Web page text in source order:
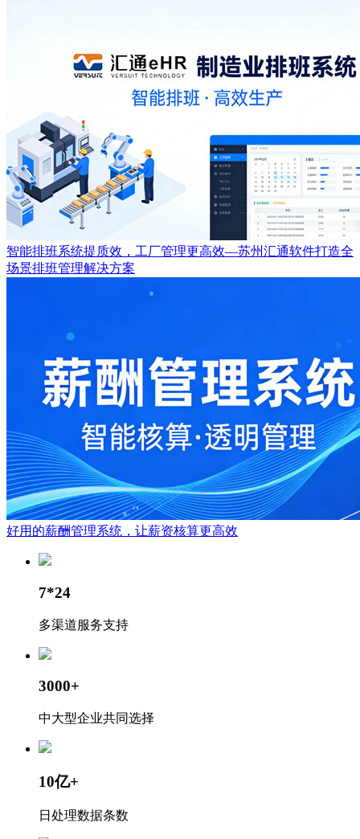
智能排班系统提质效，工厂管理更高效—苏州汇通软件打造全
场景排班管理解决方案
好用的薪酬管理系统，让薪资核算更高效
7*24
多渠道服务支持
3000+
中大型企业共同选择
10亿+
日处理数据条数